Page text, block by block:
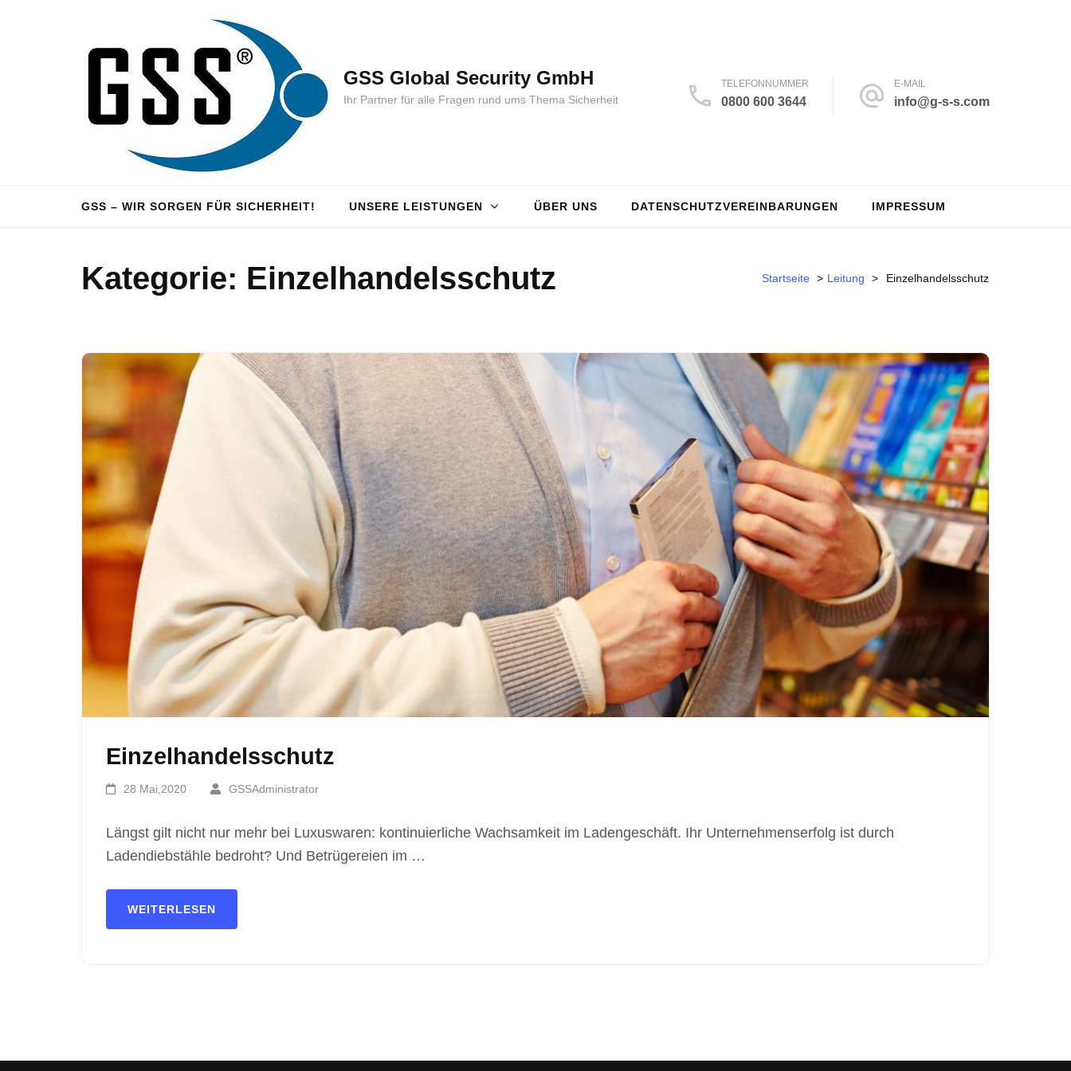
GSS Global Security GmbH
Ihr Partner für alle Fragen rund ums Thema Sicherheit
TELEFONNUMMER
0800 600 3644
E-MAIL
info@g-s-s.com
GSS – WIR SORGEN FÜR SICHERHEIT! UNSERE LEISTUNGEN ÜBER UNS DATENSCHUTZVEREINBARUNGEN IMPRESSUM
Kategorie: Einzelhandelsschutz Startseite > Leitung > Einzelhandelsschutz
Einzelhandelsschutz
28 Mai,2020 GSSAdministrator
Längst gilt nicht nur mehr bei Luxuswaren: kontinuierliche Wachsamkeit im Ladengeschäft. Ihr Unternehmenserfolg ist durch
Ladendiebstähle bedroht? Und Betrügereien im …
WEITERLESEN